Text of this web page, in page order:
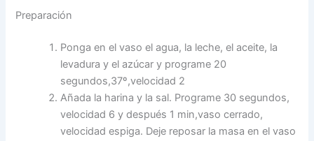
Preparación
Ponga en el vaso el agua, la leche, el aceite, la
levadura y el azúcar y programe 20
segundos,37º,velocidad 2
Añada la harina y la sal. Programe 30 segundos,
velocidad 6 y después 1 min,vaso cerrado,
velocidad espiga. Deje reposar la masa en el vaso